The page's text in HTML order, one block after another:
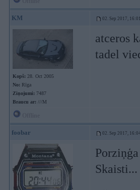
KM 02. Sep 2017,
Kopš: 28. Oct 2005
No: Rīga
Ziņojumi: 7487
Braucu ar: ///M
atceros
tadel
foobar 02. Sep 2017,
Skaisti...